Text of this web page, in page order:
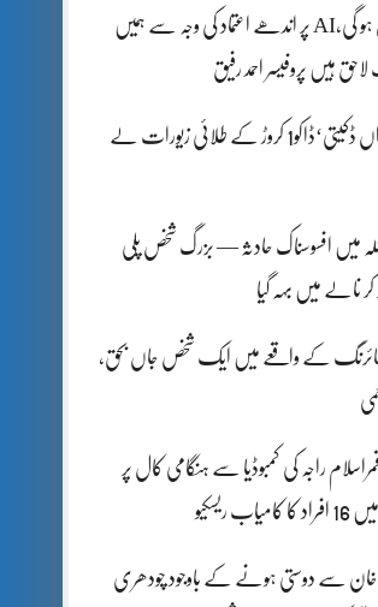
حاصل ہو گی،AI پر اندھے اعتماد کی وجہ سے ہمیں
ہیں پروفیسر احمد رفیق
کلرسیداں ڈکیتی‘ڈاکو1 کروڑ کے طلائی زیورات لے
میں افسوسناک حادثہ — بزرگ شخص پلی
نالے میں بہہ گیا
فائرنگ کے واقعے میں ایک شخص جاں بحق،
قمراسلام راجہ کی کمبوڈیا سے ہنگامی کال پر
ریسکیو
خان سے دوستی ہونے کے باوجود چودھری